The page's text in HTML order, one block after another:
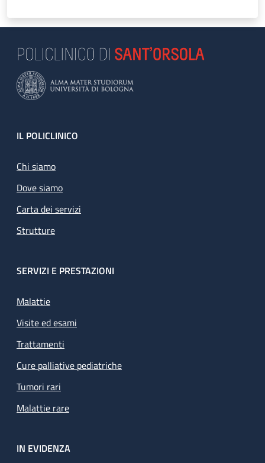
Footer
IL POLICLINICO
Chi siamo
Dove siamo
Carta dei servizi
Strutture
SERVIZI E PRESTAZIONI
Malattie
Visite ed esami
Trattamenti
Cure palliative pediatriche
Tumori rari
Malattie rare
IN EVIDENZA